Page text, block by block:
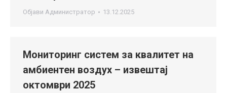
Објави Администратор 13.12.2025
Мониторинг систем за квалитет на
амбиентен воздух – извештај
октомври 2025